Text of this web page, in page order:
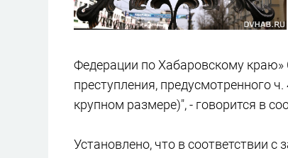
Федерации по Хабаровскому
преступления, предусмотренного
крупном размере)", - говорится в
Установлено, что в соответствии